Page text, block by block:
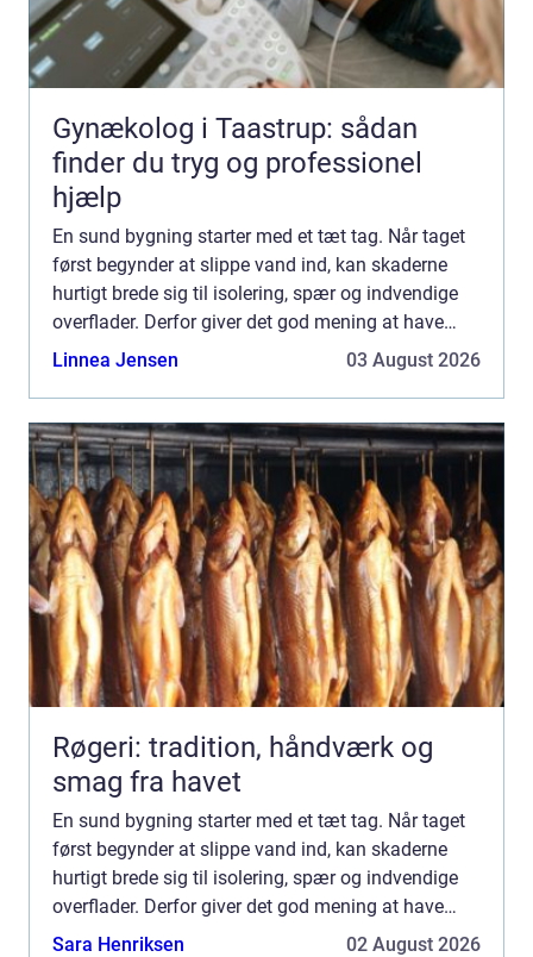
Gynækolog i Taastrup: sådan
finder du tryg og professionel
hjælp
En sund bygning starter med et tæt tag. Når taget
først begynder at slippe vand ind, kan skaderne
hurtigt brede sig til isolering, spær og indvendige
overflader. Derfor giver det god mening at have
fokus på Tagdækning Lund, uanset om du står
Linnea Jensen 03 August 2026
Røgeri: tradition, håndværk og
smag fra havet
En sund bygning starter med et tæt tag. Når taget
først begynder at slippe vand ind, kan skaderne
hurtigt brede sig til isolering, spær og indvendige
overflader. Derfor giver det god mening at have
fokus på Tagdækning Lund, uanset om du står
Sara Henriksen 02 August 2026